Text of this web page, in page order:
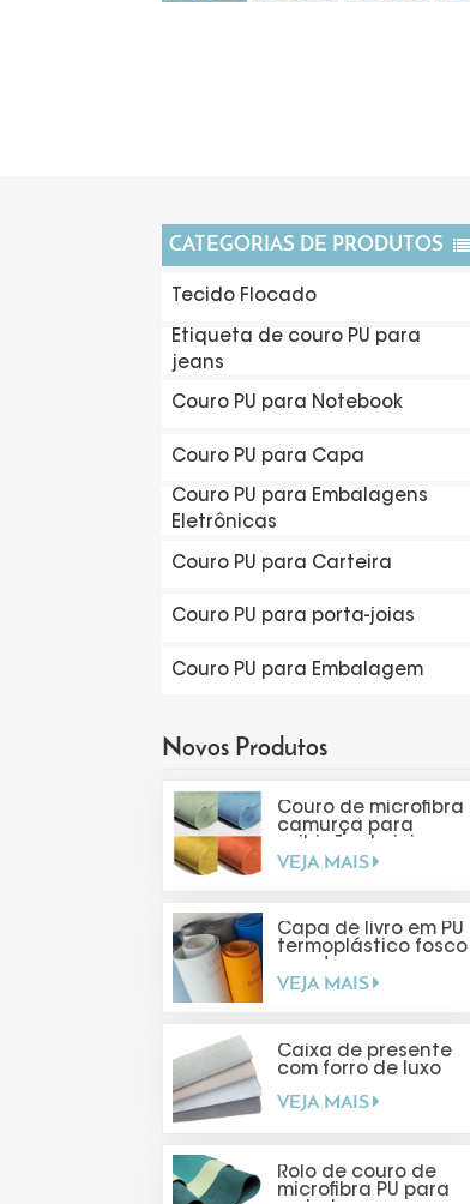
CATEGORIAS DE PRODUTOS
Tecido Flocado
Etiqueta de couro PU para
jeans
Couro PU para Notebook
Couro PU para Capa
Couro PU para Embalagens
Eletrônicas
Couro PU para Carteira
Couro PU para porta-joias
Couro PU para Embalagem
Novos Produtos
Couro de microfibra
camurça para
VEJA MAIS
Capa de livro em PU
termoplástico fosco
VEJA MAIS
Caixa de presente
com forro de luxo
VEJA MAIS
Rolo de couro de
microfibra PU para